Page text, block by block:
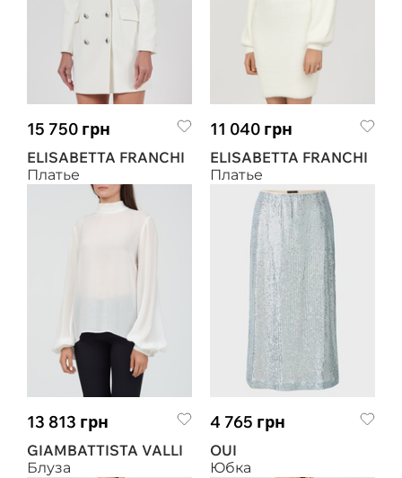
15 750 грн
ELISABETTA FRANCHI
Платье
11 040 грн
ELISABETTA FRANCHI
Платье
13 813 грн
GIAMBATTISTA VALLI
Блуза
4 765 грн
OUI
Юбка